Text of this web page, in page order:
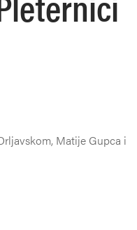
Matije Gupca i